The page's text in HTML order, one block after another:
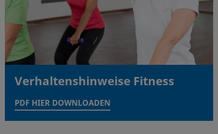
Verhaltenshinweise Fitness
PDF HIER DOWNLOADEN